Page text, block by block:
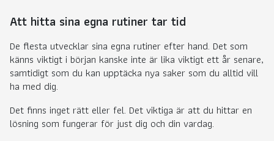
Att hitta sina egna rutiner tar tid
De flesta utvecklar sina egna rutiner efter hand. Det som
känns viktigt i början kanske inte är lika viktigt ett år senare,
samtidigt som du kan upptäcka nya saker som du alltid vill
ha med dig.
Det finns inget rätt eller fel. Det viktiga är att du hittar en
lösning som fungerar för just dig och din vardag.